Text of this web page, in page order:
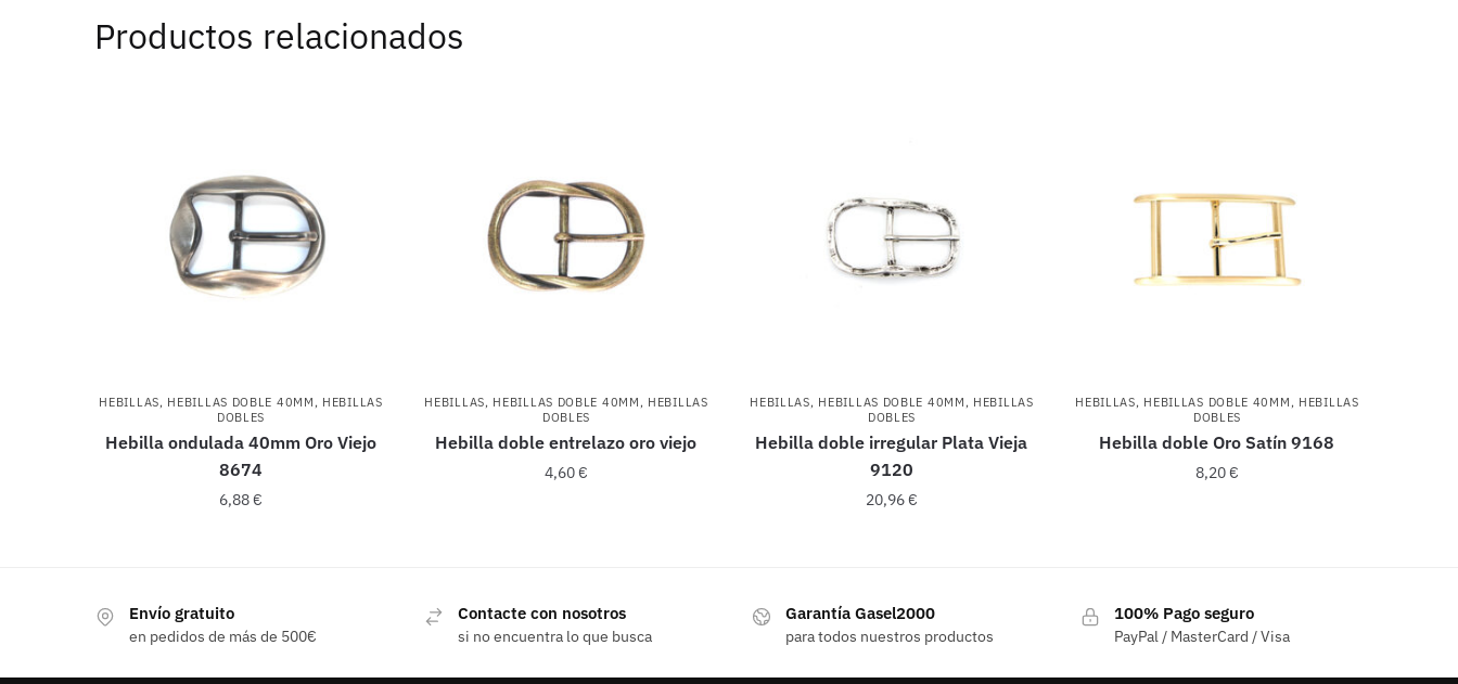
Productos relacionados
HEBILLAS, HEBILLAS DOBLE 40MM , HEBILLAS
DOBLES
Hebilla ondulada 40mm Oro Viejo
8674
6,88€
HEBILLAS, HEBILLAS DOBLE 40MM , HEBILLAS
DOBLES
Hebilla doble entrelazo oro viejo
4,60€
HEBILLAS, HEBILLAS DOBLE 40MM , HEBILLAS
DOBLES
Hebilla doble irregular Plata Vieja
9120
20,96€
HEBILLAS, HEBILLAS DOBLE 40MM , HEBILLAS
DOBLES
Hebilla doble Oro Satín 9168
8,20€
Envío gratuito
en pedidos de más de 500€
Contacte con nosotros
si no encuentra lo que busca
Garantía Gasel2000
para todos nuestros productos
100% Pago seguro
PayPal / MasterCard / Visa